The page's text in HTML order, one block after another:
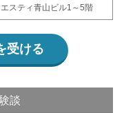
スティ青山ビル1～5階
受ける
談